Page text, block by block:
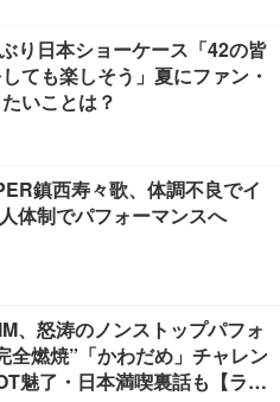
り日本ショーケース「42の皆
ても楽しそう」夏にファン・
いことは？
鎮西寿々歌、体調不良でイ
体制でパフォーマンスへ
、怒涛のノンストップパフォ
全燃焼”「かわだめ」チャレン
魅了・日本満喫裏話も【ライ